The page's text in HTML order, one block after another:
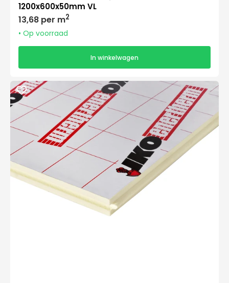
1200x600x50mm VL
Normale
prijs
13,68 per m2
• Op voorraad
In winkelwagen
IKO
Enertherm
Isolatieplaat
1200x600x50mm